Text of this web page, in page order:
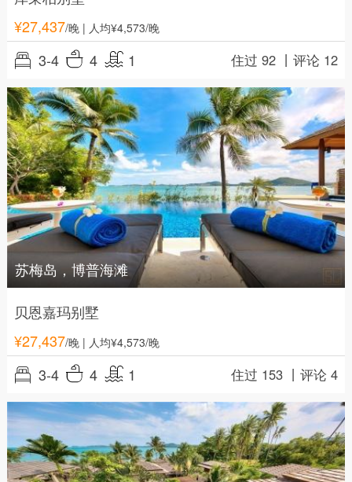
¥27,437/晚| 人均¥4,573/晚
3-4 4 1 住过 92 丨评论 12
苏梅岛，博普海滩
贝恩嘉玛别墅
¥27,437/晚| 人均¥4,573/晚
3-4 4 1 住过 153 丨评论 4